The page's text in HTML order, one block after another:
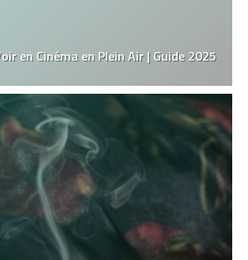
en Cinéma en Plein Air | Guide 2025